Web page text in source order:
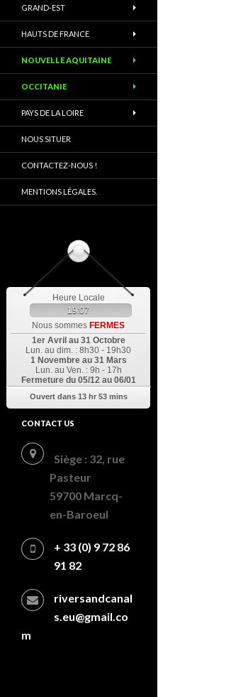
GRAND-EST
HAUTS DE FRANCE
NOUVELLE AQUITAINE
OCCITANIE
PAYS DE LA LOIRE
NOUS SITUER
CONTACTEZ-NOUS !
MENTIONS LÉGALES.
Heure Locale
19:07
Nous sommes FERMES
1er Avril au 31 Octobre
Lun. au dim. : 8h30 - 19h30
1 Novembre au 31 Mars
Lun. au Ven. : 9h - 17h
Fermeturedu 05/12 au 06/01
Ouvert dans 13 hr 53 mins
CONTACT US
Siège : 32, rue
Pasteur
59700 Marcq-
en-Baroeul
+ 33 (0) 9 72 86
91 82
riversandcanal
s.eu@gmail.co
m